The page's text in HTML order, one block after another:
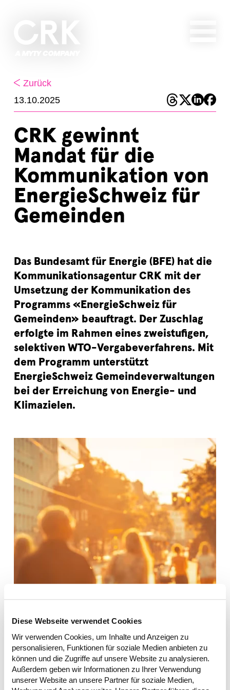
Diese Webseite verwendet Cookies
Wir verwenden Cookies, um Inhalte und Anzeigen zu
personalisieren, Funktionen für soziale Medien anbieten zu
können und die Zugriffe auf unsere Website zu analysieren.
Außerdem geben wir Informationen zu Ihrer Verwendung
unserer Website an unsere Partner für soziale Medien,
Zurück
13.10.2025
CRK gewinnt
Mandat für die
Kommunikation von
EnergieSchweiz für
Gemeinden
Das Bundesamt für Energie (BFE) hat die
Kommunikationsagentur CRK mit der
Umsetzung der Kommunikation des
Programms «EnergieSchweiz für
Gemeinden» beauftragt. Der Zuschlag
erfolgte im Rahmen eines zweistufigen,
selektiven WTO-Vergabeverfahrens. Mit
dem Programm unterstützt
EnergieSchweiz Gemeindeverwaltungen
bei der Erreichung von Energie- und
Klimazielen.